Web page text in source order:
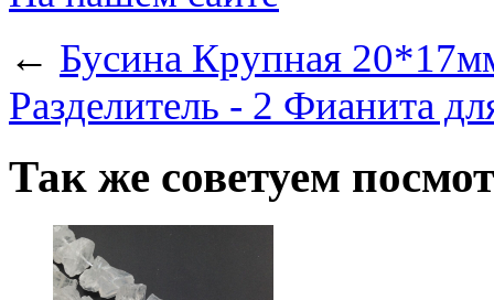
← Бусина Крупная
Разделитель - 2 Фианита
Так же советуем